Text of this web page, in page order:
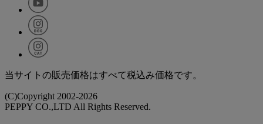
当サイトの販売価格はすべて税込み価格です。
(C)Copyright 2002-2026
PEPPY CO.,LTD All Rights Reserved.